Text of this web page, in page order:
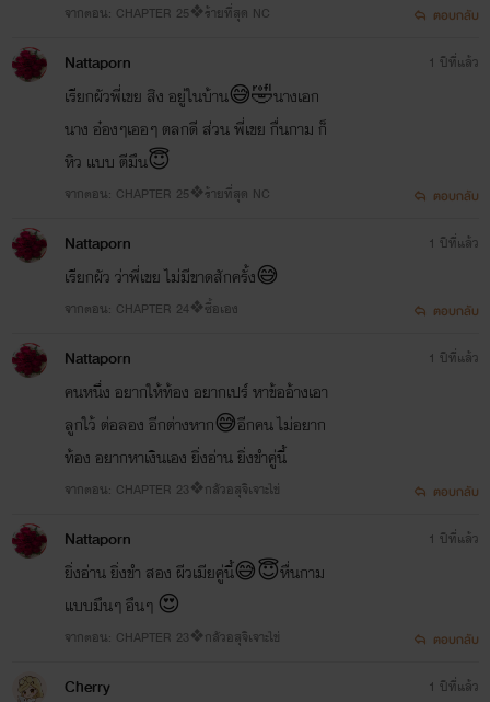
จากตอน: CHAPTER 25❖ร้ายที่สุด NC ตอบกลับ
Nattaporn
เรียกผัวพี่เขย สิง อยู่ในบ้าน😅🤣นางเอก
นาง อ๋องๆเออๆ ตลกดี ส่วน พี่เขย กื่นกาม ก็
หิว แบบ ตีมึน😇
จากตอน: CHAPTER 25❖ร้ายที่สุด NC
1 ปีที่แล้ว
ตอบกลับ
Nattaporn
เรียกผัว ว่าพี่เขย ไม่มีขาดสักครั้ง😅
จากตอน: CHAPTER 24❖ซื้อเอง
1 ปีที่แล้ว
ตอบกลับ
Nattaporn
คนหนึ่ง อยากให้ท้อง อยากเปร์ หาข้ออ้างเอา
ลูกใว้ ต่อลอง อีกต่างหาก😅อีกคน ไม่อยาก
ท้อง อยากหาเงินเอง ยิ่งอ่าน ยิ่งขำคู่นี้
จากตอน: CHAPTER 23❖กลัวอสุจิเจาะไข่
1 ปีที่แล้ว
ตอบกลับ
Nattaporn
ยิ่งอ่าน ยิ่งขำ สอง ผีวเมียคู่นี้😅😇หื่นกาม
แบบมึนๆ อึนๆ 😍
จากตอน: CHAPTER 23❖กลัวอสุจิเจาะไข่
1 ปีที่แล้ว
ตอบกลับ
Cherry 1 ปีที่แล้ว